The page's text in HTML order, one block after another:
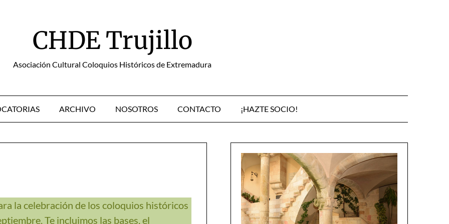
CHDE Trujillo
Asociación Cultural Coloquios Históricos de Extremadura
ARCHIVO NOSOTROS CONTACTO ¡HAZTE SOCIO!
la celebración de los coloquios históricos
Te incluimos las bases, el